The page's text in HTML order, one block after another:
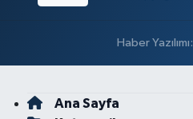
Haber Yazılımı:
Ana Sayfa